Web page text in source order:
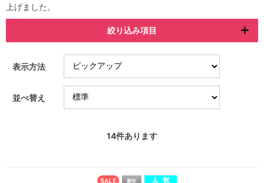
上げました。
絞り込み項目
表示方法
並べ替え
14件あります